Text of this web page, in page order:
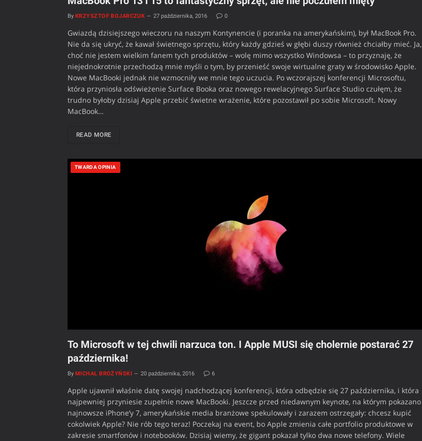
By KRZYSZTOF BOJARCZUK 27 października, 2016 0
Gwiazdą dzisiejszego wieczoru na naszym Kontynencie (i poranka na amerykańskim), był MacBook Pro.
Nie da się ukryć, że kawał świetnego sprzętu, który każdy gdzieś w głębi duszy również chciałby mieć. Ja,
choć nie jestem wielkim fanem tych produktów – wolę mimo wszystko Windowsa – to przyznaję, że
niejednokrotnie przechodzą mnie myśli o tym, by przenieść swoje wirtualne graty w środowisko Apple.
Nowe MacBooki jednak nie wzmocniły we mnie tego uczucia. Po wczorajszej konferencji Microsoftu,
która przyniosła odświeżenie Surface Booka oraz nowego rewelacyjnego Surface Studio czułęm, że
trudno byłoby dzisiaj Apple przebić świetne wrażenie, które pozostawił po sobie Microsoft. Nowy
MacBook…
READ MORE
TWARDA OPINIA
To Microsoft w tej chwili narzuca ton. I Apple MUSI się cholernie postarać 27
października!
By MICHAŁ BROŻYŃSKI 20 października, 2016 6
Apple ujawnił właśnie datę swojej nadchodzącej konferencji, która odbędzie się 27 października, i która
najpewniej przyniesie zupełnie nowe MacBooki. Jeszcze przed niedawnym keynote, na którym pokazano
najnowsze iPhone’y 7, amerykańskie media branżowe spekulowały i zarazem ostrzegały: chcesz kupić
cokolwiek Apple? Nie rób tego teraz! Poczekaj na event, bo Apple zmienia całe portfolio produktowe w
zakresie smartfonów i notebooków. Dzisiaj wiemy, że gigant pokazał tylko dwa nowe telefony. Wiele